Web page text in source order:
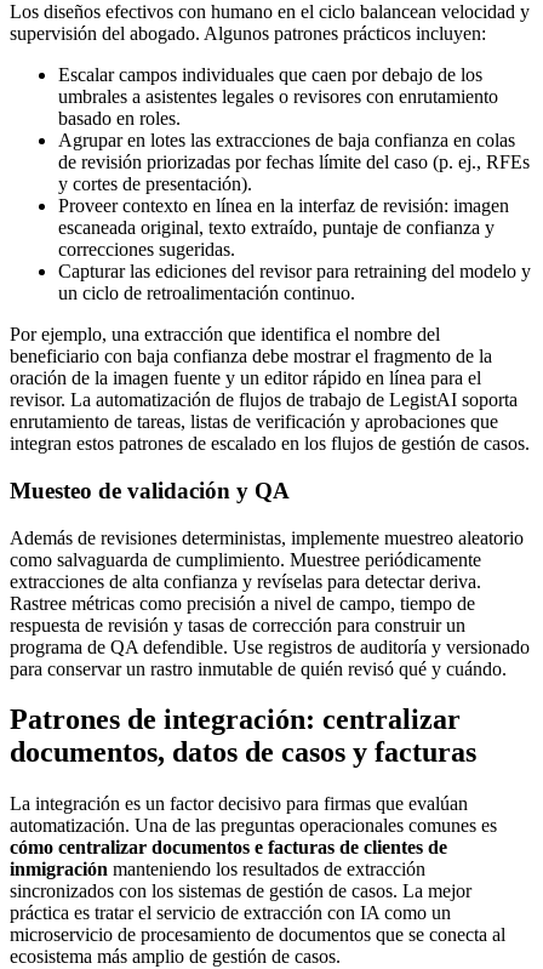
Los diseños efectivos con humano en el ciclo balancean velocidad y
supervisión del abogado. Algunos patrones prácticos incluyen:
Escalar campos individuales que caen por debajo de los
umbrales a asistentes legales o revisores con enrutamiento
basado en roles.
Agrupar en lotes las extracciones de baja confianza en colas
de revisión priorizadas por fechas límite del caso (p. ej., RFEs
y cortes de presentación).
Proveer contexto en línea en la interfaz de revisión: imagen
escaneada original, texto extraído, puntaje de confianza y
correcciones sugeridas.
Capturar las ediciones del revisor para retraining del modelo y
un ciclo de retroalimentación continuo.
Por ejemplo, una extracción que identifica el nombre del
beneficiario con baja confianza debe mostrar el fragmento de la
oración de la imagen fuente y un editor rápido en línea para el
revisor. La automatización de flujos de trabajo de LegistAI soporta
enrutamiento de tareas, listas de verificación y aprobaciones que
integran estos patrones de escalado en los flujos de gestión de casos.
Muesteo de validación y QA
Además de revisiones deterministas, implemente muestreo aleatorio
como salvaguarda de cumplimiento. Muestree periódicamente
extracciones de alta confianza y revíselas para detectar deriva.
Rastree métricas como precisión a nivel de campo, tiempo de
respuesta de revisión y tasas de corrección para construir un
programa de QA defendible. Use registros de auditoría y versionado
para conservar un rastro inmutable de quién revisó qué y cuándo.
Patrones de integración: centralizar
documentos, datos de casos y facturas
La integración es un factor decisivo para firmas que evalúan
automatización. Una de las preguntas operacionales comunes es
cómo centralizar documentos e facturas de clientes de
inmigración manteniendo los resultados de extracción
sincronizados con los sistemas de gestión de casos. La mejor
práctica es tratar el servicio de extracción con IA como un
microservicio de procesamiento de documentos que se conecta al
ecosistema más amplio de gestión de casos.